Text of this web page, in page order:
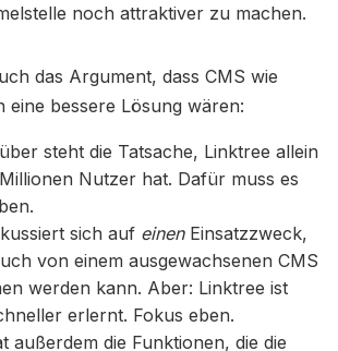
noch attraktiver zu machen.
das Argument, dass CMS wie
eine bessere Lösung wären:
steht die Tatsache, Linktree allein
Nutzer hat. Dafür muss es
sich auf einenEinsatzzweck,
von einem ausgewachsenen CMS
werden kann. Aber: Linktree ist
erlernt. Fokus eben.
außerdem die Funktionen, die die